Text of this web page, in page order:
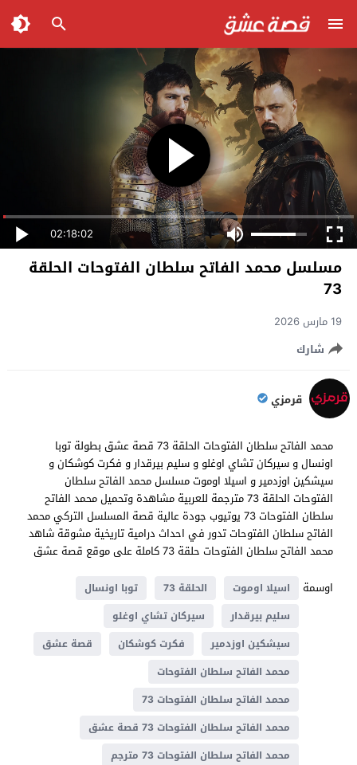
02:18:02
مسلسل محمد الفاتح سلطان الفتوحات الحلقة
73
19 مارس 2026
شارك
قرمزي
محمد الفاتح سلطان الفتوحات الحلقة 73 قصة عشق بطولة توبا
اونسال و سيركان تشاي اوغلو و سليم بيرقدار و فكرت كوشكان و
سيشكين اوزدمير و اسيلا اوموت مسلسل محمد الفاتح سلطان
الفتوحات الحلقة 73 مترجمة للعربية مشاهدة وتحميل محمد الفاتح
سلطان الفتوحات 73 يوتيوب جودة عالية قصة المسلسل التركي محمد
الفاتح سلطان الفتوحات تدور في احداث درامية تاريخية مشوقة شاهد
محمد الفاتح سلطان الفتوحات حلقة 73 كاملة على موقع قصة عشق
اوسمة
اسيلا اوموت الحلقة 73
توبا اونسال
سليم بيرقدار
سيركان تشاي اوغلو
سيشكين اوزدمير
فكرت كوشكان
قصة عشق
محمد الفاتح سلطان الفتوحات
محمد الفاتح سلطان الفتوحات 73
محمد الفاتح سلطان الفتوحات 73 قصة عشق
محمد الفاتح سلطان الفتوحات 73 مترجم